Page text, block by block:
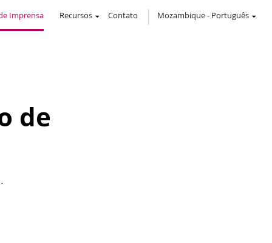
Imprensa Recursos Contato Mozambique- Português
de